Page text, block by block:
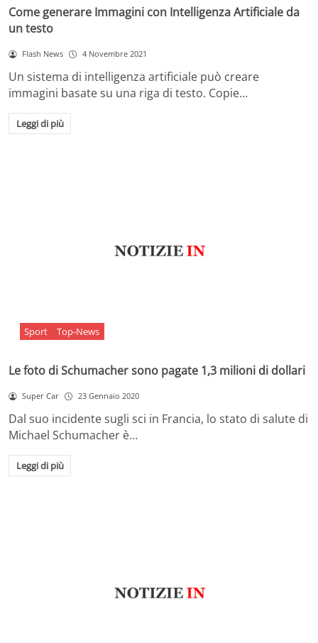
Come generare Immagini con Intelligenza Artificiale da
un testo
Flash News 4 Novembre 2021
Un sistema di intelligenza artificiale può creare
immagini basate su una riga di testo. Copie…
Leggi di più
Sport Top-News
Le foto di Schumacher sono pagate 1,3 milioni di dollari
Super Car 23 Gennaio 2020
Dal suo incidente sugli sci in Francia, lo stato di salute di
Michael Schumacher è…
Leggi di più